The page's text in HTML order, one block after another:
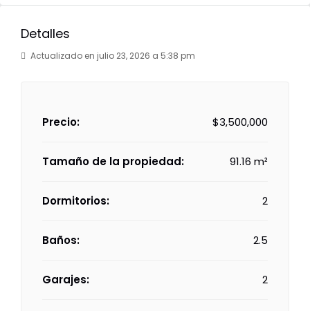
Detalles
Actualizado en julio 23, 2026 a 5:38 pm
Precio: $3,500,000
Tamaño de la propiedad: 91.16 m²
Dormitorios: 2
Baños: 2.5
Garajes: 2